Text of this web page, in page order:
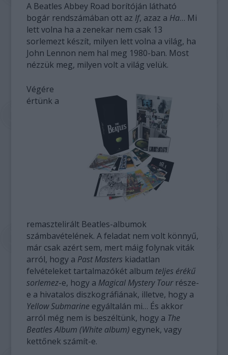
A Beatles Abbey Road borítóján látható
bogár rendszámában ott az If, azaz a Ha… Mi
lett volna ha a zenekar nem csak 13
sorlemezt készít, milyen lett volna a világ, ha
John Lennon nem hal meg 1980-ban. Most
nézzük meg, milyen volt a világ velük.
Végére
értünk a
remasztelirált Beatles-albumok
számbavételének. A feladat nem volt könnyű,
már csak azért sem, mert máig folynak viták
arról, hogy a Past Masters kiadatlan
felvételeket tartalmazókét album teljes érékű
sorlemez-e, hogy a Magical Mystery Tourrésze-
e a hivatalos diszkográfiának, illetve, hogy a
Yellow Submarine egyáltalán mi… És akkor
arról még nem is beszéltünk, hogy a The
Beatles Album (White album) egynek, vagy
kettőnek számít-e.